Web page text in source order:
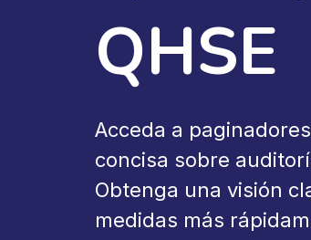
QHSE
Acceda a
concisa sobre
Obtenga una visión
medidas más